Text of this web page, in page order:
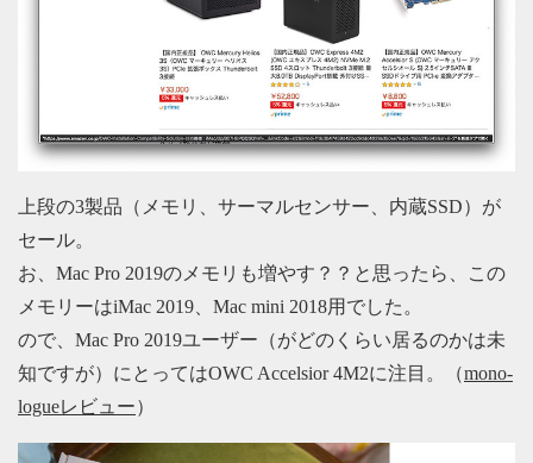
上段の3製品（メモリ、サーマルセンサー、内蔵SSD）が
セール。
お、Mac Pro 2019のメモリも増やす？？と思ったら、この
メモリーはiMac 2019、Mac mini 2018用でした。
ので、Mac Pro 2019ユーザー（がどのくらい居るのかは未
知ですが）にとってはOWC Accelsior 4M2に注目。（mono-
logueレビュー）